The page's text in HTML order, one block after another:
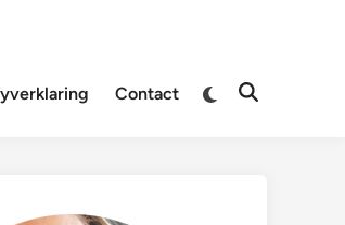
Contact
Overschakelen
naarZoeken